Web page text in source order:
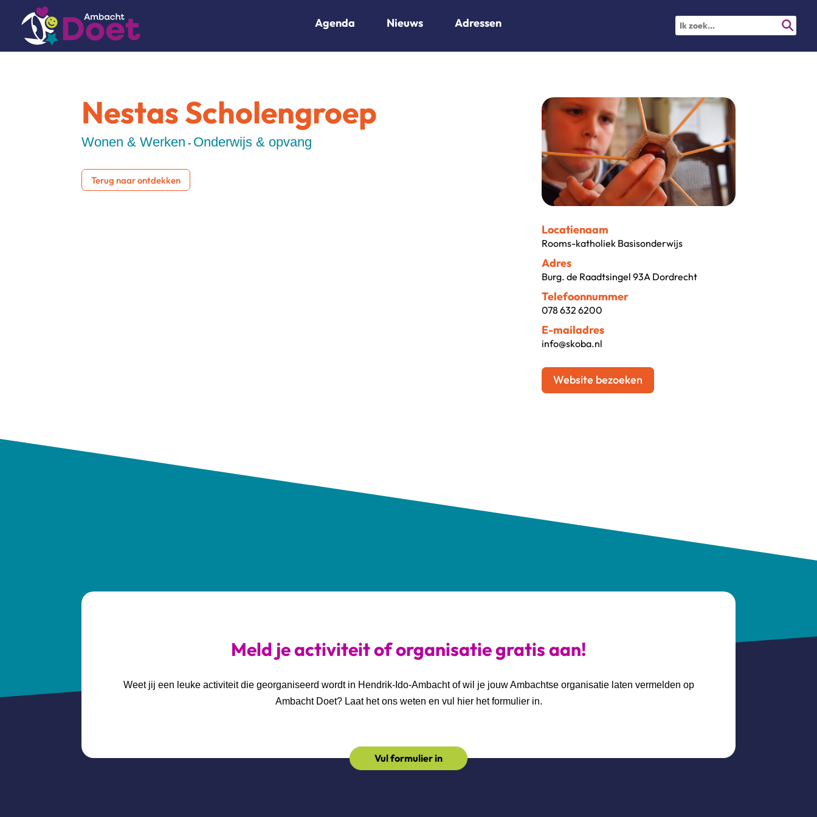
Agenda Nieuws Adressen
Nestas Scholengroep
Wonen & Werken - Onderwijs & opvang
Terug naar ontdekken
Locatienaam
Rooms-katholiek Basisonderwijs
Adres
Burg. de Raadtsingel 93A Dordrecht
Telefoonnummer
078 632 6200
E-mailadres
info@skoba.nl
Website bezoeken
Meld je activiteit of organisatie gratis aan!
Weet jij een leuke activiteit die georganiseerd wordt in Hendrik-Ido-Ambacht of wil je jouw Ambachtse organisatie laten vermelden op
Ambacht Doet? Laat het ons weten en vul hier het formulier in.
Vul formulier in